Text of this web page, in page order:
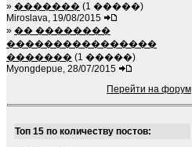
» ������� (1 �����)
Miroslava, 19/08/2015
» �� ��������
����������������
������� (1 �����)
Myongdepue, 28/07/2015
Перейти на форум
Топ 15 по количеству постов: